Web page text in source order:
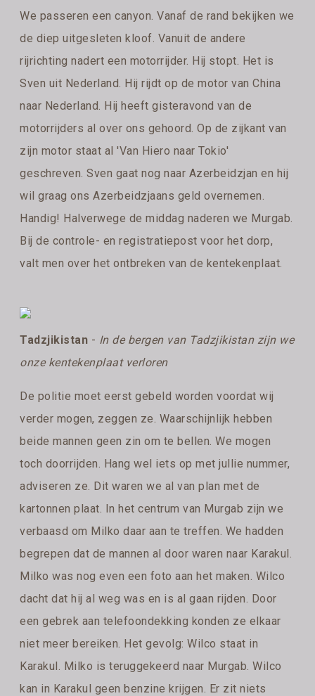
We passeren een canyon. Vanaf de rand bekijken we
de diep uitgesleten kloof. Vanuit de andere
rijrichting nadert een motorrijder. Hij stopt. Het is
Sven uit Nederland. Hij rijdt op de motor van China
naar Nederland. Hij heeft gisteravond van de
motorrijders al over ons gehoord. Op de zijkant van
zijn motor staat al 'Van Hiero naar Tokio'
geschreven. Sven gaat nog naar Azerbeidzjan en hij
wil graag ons Azerbeidzjaans geld overnemen.
Handig! Halverwege de middag naderen we Murgab.
Bij de controle- en registratiepost voor het dorp,
valt men over het ontbreken van de kentekenplaat.
Tadzjikistan - In de bergen van Tadzjikistan zijn we
onze kentekenplaat verloren
De politie moet eerst gebeld worden voordat wij
verder mogen, zeggen ze. Waarschijnlijk hebben
beide mannen geen zin om te bellen. We mogen
toch doorrijden. Hang wel iets op met jullie nummer,
adviseren ze. Dit waren we al van plan met de
kartonnen plaat. In het centrum van Murgab zijn we
verbaasd om Milko daar aan te treffen. We hadden
begrepen dat de mannen al door waren naar Karakul.
Milko was nog even een foto aan het maken. Wilco
dacht dat hij al weg was en is al gaan rijden. Door
een gebrek aan telefoondekking konden ze elkaar
niet meer bereiken. Het gevolg: Wilco staat in
Karakul. Milko is teruggekeerd naar Murgab. Wilco
kan in Karakul geen benzine krijgen. Er zit niets